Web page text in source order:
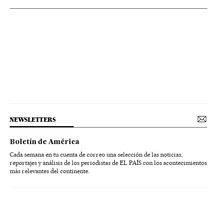
NEWSLETTERS
Boletín de América
Cada semana en tu cuenta de correo una selección de las noticias,
reportajes y análisis de los periodistas de EL PAÍS con los acontecimientos
más relevantes del continente.